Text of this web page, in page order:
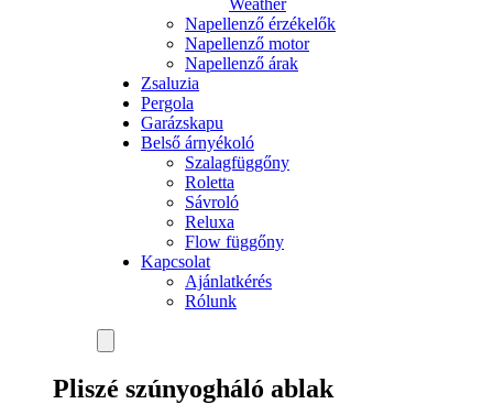
Weather
Napellenző érzékelők
Napellenző motor
Napellenző árak
Zsaluzia
Pergola
Garázskapu
Belső árnyékoló
Szalagfüggőny
Roletta
Sávroló
Reluxa
Flow függőny
Kapcsolat
Ajánlatkérés
Rólunk
Pliszé szúnyogháló ablak